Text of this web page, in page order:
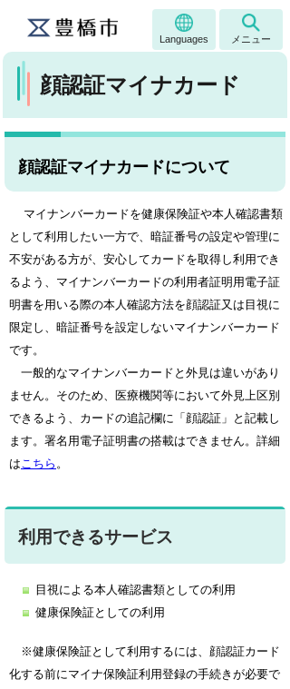
Languages メニュー
顔認証マイナカード
顔認証マイナカードについて
マイナンバーカードを健康保険証や本人確認書類
として利用したい一方で、暗証番号の設定や管理に
不安がある方が、安心してカードを取得し利用でき
るよう、マイナンバーカードの利用者証明用電子証
明書を用いる際の本人確認方法を顔認証又は目視に
限定し、暗証番号を設定しないマイナンバーカード
です。
一般的なマイナンバーカードと外見は違いがあり
ません。そのため、医療機関等において外見上区別
できるよう、カードの追記欄に「顔認証」と記載し
ます。署名用電子証明書の搭載はできません。詳細
はこちら 。
利用できるサービス
目視による本人確認書類としての利用
健康保険証としての利用
※健康保険証として利用するには、顔認証カード
化する前にマイナ保険証利用登録の手続きが必要で